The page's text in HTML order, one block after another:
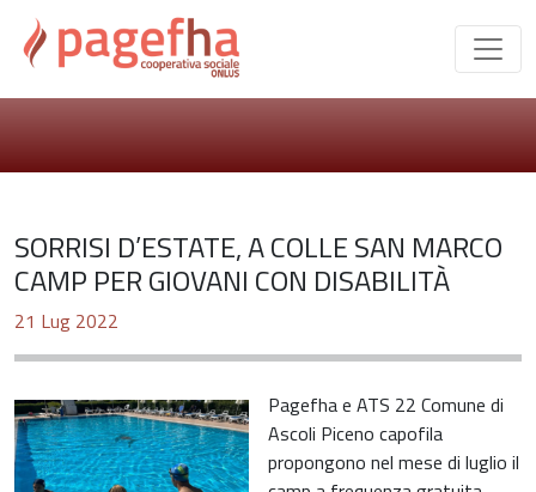
SORRISI D’ESTATE, A COLLE SAN MARCO
CAMP PER GIOVANI CON DISABILITÀ
21 Lug 2022
Pagefha e ATS 22 Comune di
Ascoli Piceno capofila
propongono nel mese di luglio il